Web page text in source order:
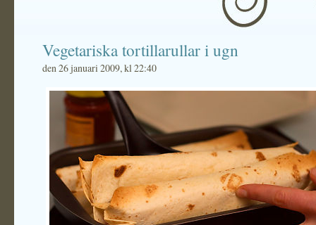
Vegetariska tortillarullar i ugn
den 26 januari 2009, kl 22:40